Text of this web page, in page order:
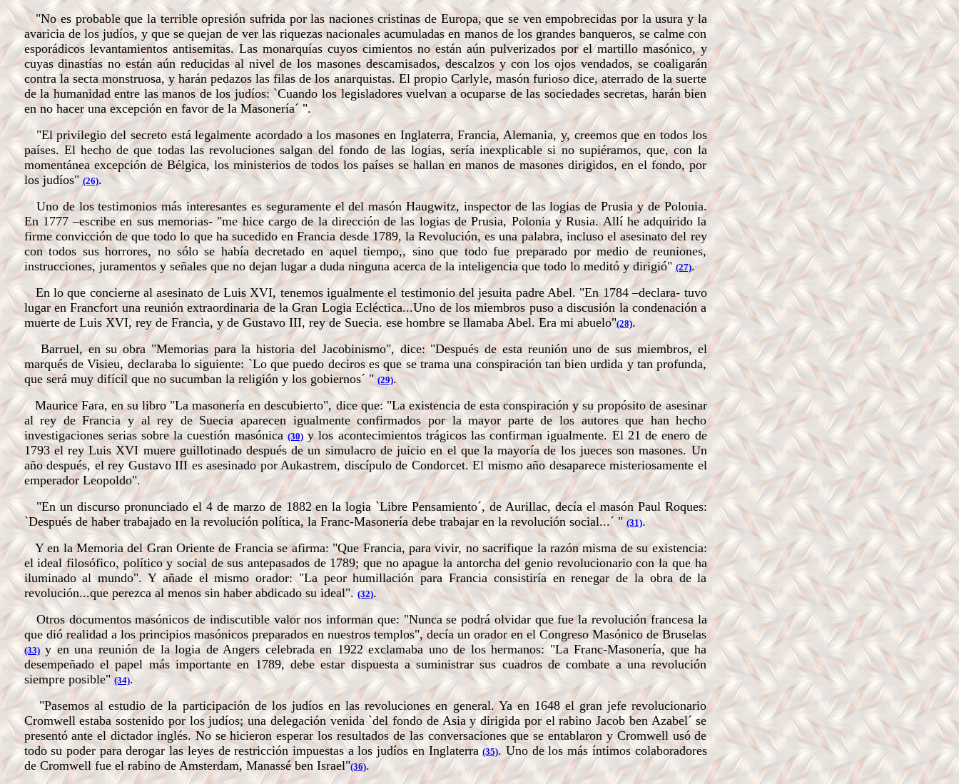
"No es probable que la terrible opresión sufrida por las naciones cristinas de Europa, que se ven empobrecidas por la usura y la
avaricia de los judíos, y que se quejan de ver las riquezas nacionales acumuladas en manos de los grandes banqueros, se calme con
esporádicos levantamientos antisemitas. Las monarquías cuyos cimientos no están aún pulverizados por el martillo masónico, y
cuyas dinastías no están aún reducidas al nivel de los masones descamisados, descalzos y con los ojos vendados, se coaligarán
contra la secta monstruosa, y harán pedazos las filas de los anarquistas. El propio Carlyle, masón furioso dice, aterrado de la suerte
de la humanidad entre las manos de los judíos: `Cuando los legisladores vuelvan a ocuparse de las sociedades secretas, harán bien
en no hacer una excepción en favor de la Masonería´ ".
"El privilegio del secreto está legalmente acordado a los masones en Inglaterra, Francia, Alemania, y, creemos que en todos los
países. El hecho de que todas las revoluciones salgan del fondo de las logias, sería inexplicable si no supiéramos, que, con la
momentánea excepción de Bélgica, los ministerios de todos los países se hallan en manos de masones dirigidos, en el fondo, por
los judíos" (26).
Uno de los testimonios más interesantes es seguramente el del masón Haugwitz, inspector de las logias de Prusia y de Polonia.
En 1777 –escribe en sus memorias- "me hice cargo de la dirección de las logias de Prusia, Polonia y Rusia. Allí he adquirido la
firme convicción de que todo lo que ha sucedido en Francia desde 1789, la Revolución, es una palabra, incluso el asesinato del rey
con todos sus horrores, no sólo se había decretado en aquel tiempo,, sino que todo fue preparado por medio de reuniones,
instrucciones, juramentos y señales que no dejan lugar a duda ninguna acerca de la inteligencia que todo lo meditó y dirigió" (27).
En lo que concierne al asesinato de Luis XVI, tenemos igualmente el testimonio del jesuita padre Abel. "En 1784 –declara- tuvo
lugar en Francfort una reunión extraordinaria de la Gran Logia Ecléctica...Uno de los miembros puso a discusión la condenación a
muerte de Luis XVI, rey de Francia, y de Gustavo III, rey de Suecia. ese hombre se llamaba Abel. Era mi abuelo"(28).
Barruel, en su obra "Memorias para la historia del Jacobinismo", dice:"Después de esta reunión uno de sus miembros, el
marqués de Visieu, declaraba lo siguiente: `Lo que puedo deciros es que se trama una conspiración tan bien urdida y tan profunda,
que será muy difícil que no sucumban la religión y los gobiernos´ "(29).
Maurice Fara, en su libro "La masonería en descubierto", dice que:"La existencia de esta conspiración y su propósito de asesinar
al rey de Francia y al rey de Suecia aparecen igualmente confirmados por la mayor parte de los autores que han hecho
investigaciones serias sobre la cuestión masónica (30)y los acontecimientos trágicos las confirman igualmente. El 21 de enero de
1793 el rey Luis XVI muere guillotinado después de un simulacro de juicio en el que la mayoría de los jueces son masones. Un
año después, el rey Gustavo III es asesinado por Aukastrem, discípulo de Condorcet. El mismo año desaparece misteriosamente el
emperador Leopoldo".
"En un discurso pronunciado el 4 de marzo de 1882 en la logia `Libre Pensamiento´, de Aurillac, decía el masón Paul Roques:
`Después de haber trabajado en la revolución política, la Franc-Masonería debe trabajar en la revolución social...´ "(31).
Y en la Memoria del Gran Oriente de Francia se afirma: "Que Francia, para vivir, no sacrifique la razón misma de su existencia:
el ideal filosófico, político y social de sus antepasados de 1789; que no apague la antorcha del genio revolucionario con la que ha
iluminado al mundo". Y añade el mismo orador: "La peor humillación para Francia consistiría en renegar de la obra de la
revolución...que perezca al menos sin haber abdicado su ideal". (32).
Otros documentos masónicos de indiscutible valor nos informan que: "Nunca se podrá olvidar que fue la revolución francesa la
que dió realidad a los principios masónicos preparados en nuestros templos", decía un orador en el Congreso Masónico de Bruselas
(33)y en una reunión de la logia de Angers celebrada en 1922 exclamaba uno de los hermanos: "La Franc-Masonería, que ha
desempeñado el papel más importante en 1789, debe estar dispuesta a suministrar sus cuadros de combate a una revolución
siempre posible"(34).
"Pasemos al estudio de la participación de los judíos en las revoluciones en general. Ya en 1648 el gran jefe revolucionario
Cromwell estaba sostenido por los judíos; una delegación venida `del fondo de Asia y dirigida por el rabino Jacob ben Azabel´ se
presentó ante el dictador inglés. No se hicieron esperar los resultados de las conversaciones que se entablaron y Cromwell usó de
todo su poder para derogar las leyes de restricción impuestas a los judíos en Inglaterra(35). Uno de los más íntimos colaboradores
de Cromwell fue el rabino de Amsterdam, Manassé ben Israel"(36).